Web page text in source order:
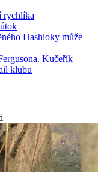
rychlíka
Hashioky může
Kučeřík
klubu